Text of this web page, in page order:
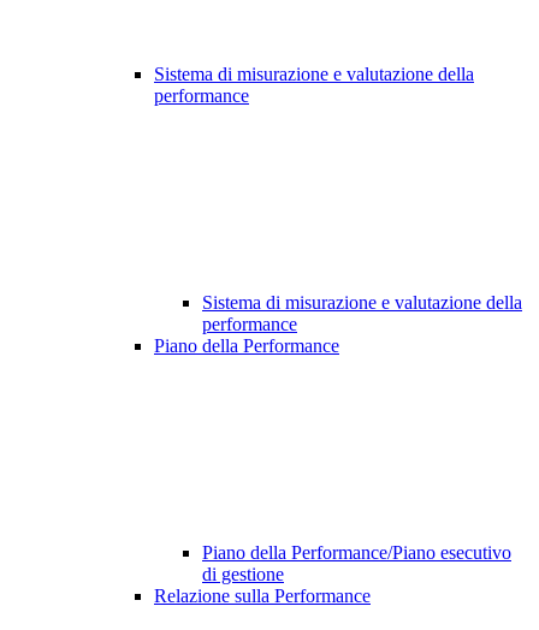
Sistema di misurazione e valutazione della
performance
Sistema di misurazione e valutazione della
performance
Piano della Performance
Piano della Performance/Piano esecutivo
di gestione
Relazione sulla Performance